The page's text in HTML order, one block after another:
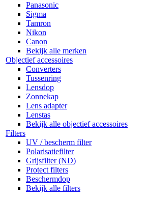
Panasonic
Sigma
Tamron
Nikon
Canon
Bekijk alle merken
Objectief accessoires
Converters
Tussenring
Lensdop
Zonnekap
Lens adapter
Lenstas
Bekijk alle objectief accessoires
Filters
UV / bescherm filter
Polarisatiefilter
Grijsfilter (ND)
Protect filters
Beschermdop
Bekijk alle filters